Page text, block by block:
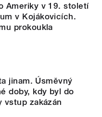
Ameriky v 19. století
v Kojákovicích.
prokoukla
jinam. Úsměvný
doby, kdy byl do
vstup zakázán